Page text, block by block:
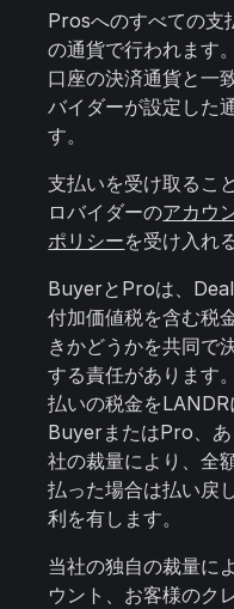
Prosへのすべての支
の通貨で行われます
口座の決済通貨と一
バイダーが設定した
す。
支払いを受け取るこ
ロバイダーのアカウ
ポリシーを受け入れ
BuyerとProは、
付加価値税を含む税
きかどうかを共同で
する責任があります
払いの税金をLANDR
BuyerまたはPro、
社の裁量により、全
払った場合は払い戻
利を有します。
当社の独自の裁量に
ウント、お客様のク